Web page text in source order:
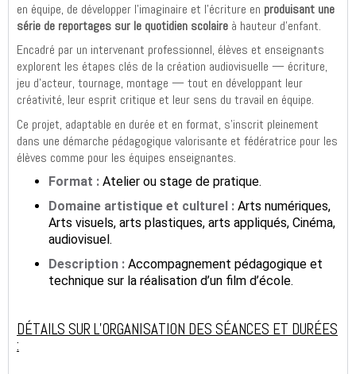
en équipe, de développer l’imaginaire et l’écriture en produisant une
série de reportages sur le quotidien scolaire à hauteur d’enfant.
Encadré par un intervenant professionnel, élèves et enseignants
explorent les étapes clés de la création audiovisuelle — écriture,
jeu d’acteur, tournage, montage — tout en développant leur
créativité, leur esprit critique et leur sens du travail en équipe.
Ce projet, adaptable en durée et en format, s’inscrit pleinement
dans une démarche pédagogique valorisante et fédératrice pour les
élèves comme pour les équipes enseignantes.
Format : Atelier ou stage de pratique.
Domaine artistique et culturel : Arts numériques,
Arts visuels, arts plastiques, arts appliqués, Cinéma,
audiovisuel.
Description : Accompagnement pédagogique et
technique sur la réalisation d’un film d’école.
DÉTAILS SUR L’ORGANISATION DES SÉANCES ET DURÉES
: